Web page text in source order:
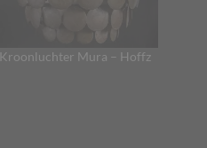
Kroonluchter Mura – Hoffz